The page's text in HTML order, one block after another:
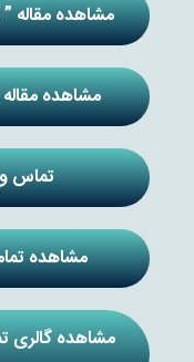
مشاهده مقاله
مشاهده
تماس و
مشاهده
مشاهده گالری